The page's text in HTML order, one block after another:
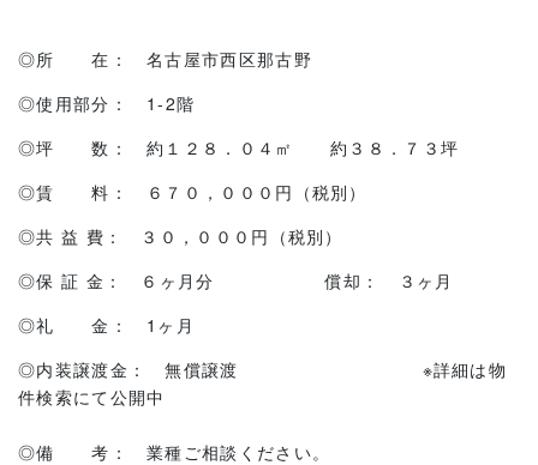
◎所 在： 名古屋市西区那古野
◎使用部分： 1-2階
◎坪 数： 約１２８．０４㎡ 約３８．７３坪
◎賃 料： ６７０，０００円（税別）
◎共 益 費： ３０，０００円（税別）
◎保 証 金： ６ヶ月分 償却： ３ヶ月
◎礼 金： 1ヶ月
◎内装譲渡金： 無償譲渡 ※詳細は物
件検索にて公開中
◎備 考： 業種ご相談ください。